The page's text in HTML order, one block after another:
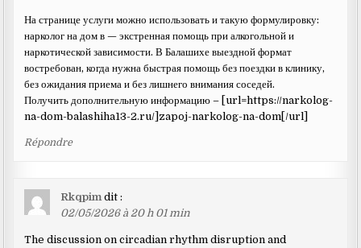
На странице услуги можно использовать и такую формулировку:
нарколог на дом в — экстренная помощь при алкогольной и
наркотической зависимости. В Балашихе выездной формат
востребован, когда нужна быстрая помощь без поездки в клинику,
без ожидания приема и без лишнего внимания соседей.
Получить дополнительную информацию – [url=https://narkolog-
na-dom-balashiha13-2.ru/]zapoj-narkolog-na-dom[/url]
Répondre
Rkqpim dit :
02/05/2026 à 20 h 01 min
The discussion on circadian rhythm disruption and